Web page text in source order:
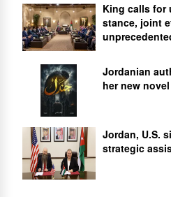
King calls for
stance, joint
Jordanian
her new
Jordan, U.S.
strategic